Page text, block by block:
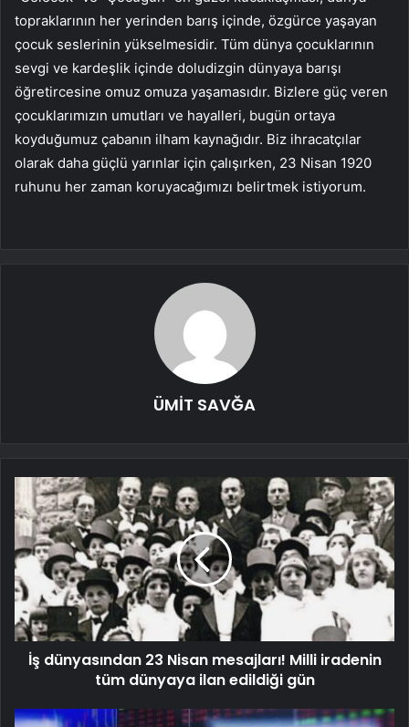
topraklarının her yerinden barış içinde, özgürce yaşayan
çocuk seslerinin yükselmesidir. Tüm dünya çocuklarının
sevgi ve kardeşlik içinde doludizgin dünyaya barışı
öğretircesine omuz omuza yaşamasıdır. Bizlere güç veren
çocuklarımızın umutları ve hayalleri, bugün ortaya
koyduğumuz çabanın ilham kaynağıdır. Biz ihracatçılar
olarak daha güçlü yarınlar için çalışırken, 23 Nisan 1920
ruhunu her zaman koruyacağımızı belirtmek istiyorum.
ÜMİT SAVĞA
İş dünyasından 23 Nisan mesajları! Milli iradenin
tüm dünyaya ilan edildiği gün